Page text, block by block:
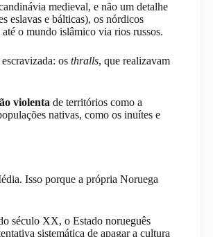
medieval, e não um detalhe
eslavas e bálticas), os nórdicos
o mundo islâmico via rios russos.
os thralls, que realizavam
violenta de territórios como a
nativas, como os inuítes e
Isso porque a própria Noruega
século XX, o Estado norueguês
sistemática de apagar a cultura